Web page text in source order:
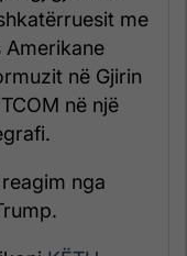
me
Amerikane
në Gjirin
në një
nga